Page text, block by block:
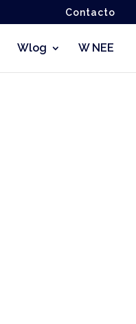
Contacto
Wlog W NEE